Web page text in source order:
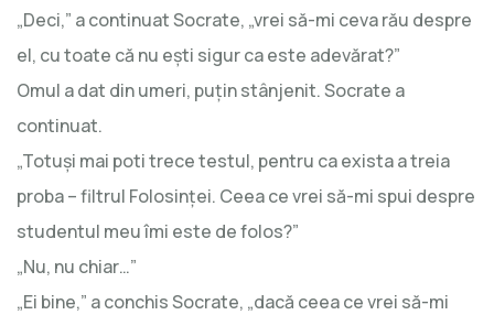
„Deci,” a continuat Socrate, „vrei să-mi ceva rău despre
el, cu toate că nu eşti sigur ca este adevărat?”
Omul a dat din umeri, puţin stânjenit. Socrate a
continuat.
„Totuşi mai poti trece testul, pentru ca exista a treia
proba – filtrul Folosinţei. Ceea ce vrei să-mi spui despre
studentul meu îmi este de folos?”
„Nu, nu chiar…”
„Ei bine,” a conchis Socrate, „dacă ceea ce vrei să-mi